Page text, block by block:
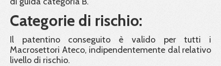
Categorie di rischio:
Il patentino conseguito è valido per tutti i
Macrosettori Ateco, indipendentemente dal relativo
livello di rischio.